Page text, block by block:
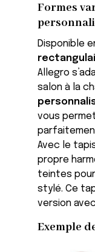
Formes
Disponible
Allegro
salon à la
vous
Avec le
propre
teintes
stylé. Ce
version
Exemple